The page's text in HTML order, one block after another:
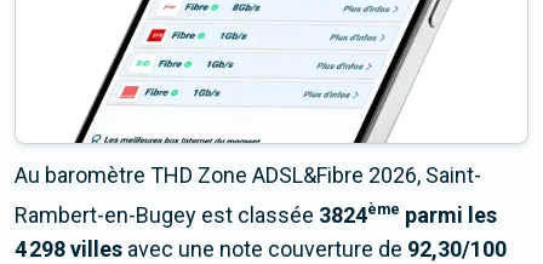
Au baromètre THD Zone ADSL&Fibre 2026, Saint-
Rambert-en-Bugey est classée 3824ème parmi les
4 298 villes avec une note couverture de 92,30/100